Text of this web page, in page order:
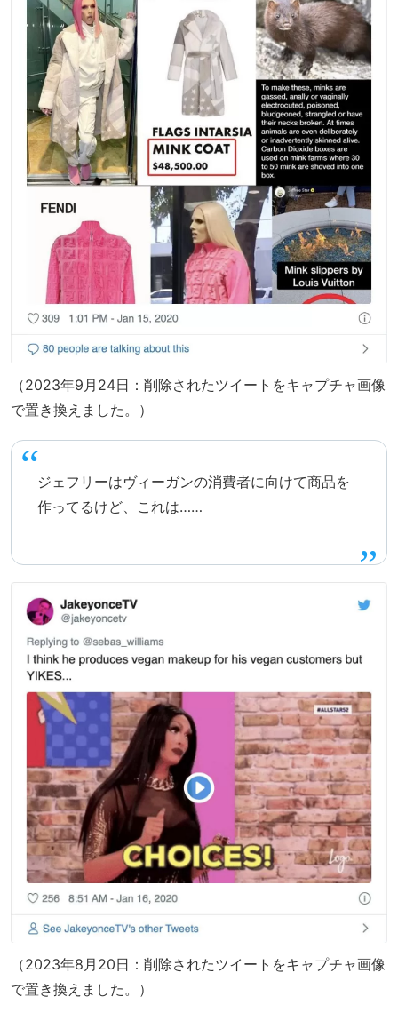
（2023年9月24日：削除されたツイートをキャプチャ画像
で置き換えました。）
ジェフリーはヴィーガンの消費者に向けて商品を
作ってるけど、これは……
（2023年8月20日：削除されたツイートをキャプチャ画像
で置き換えました。）